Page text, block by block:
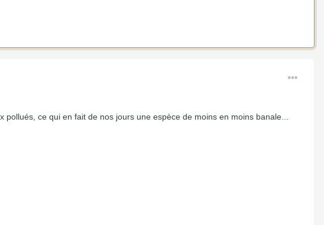
ce qui en fait de nos jours une espèce de moins en moins banale...